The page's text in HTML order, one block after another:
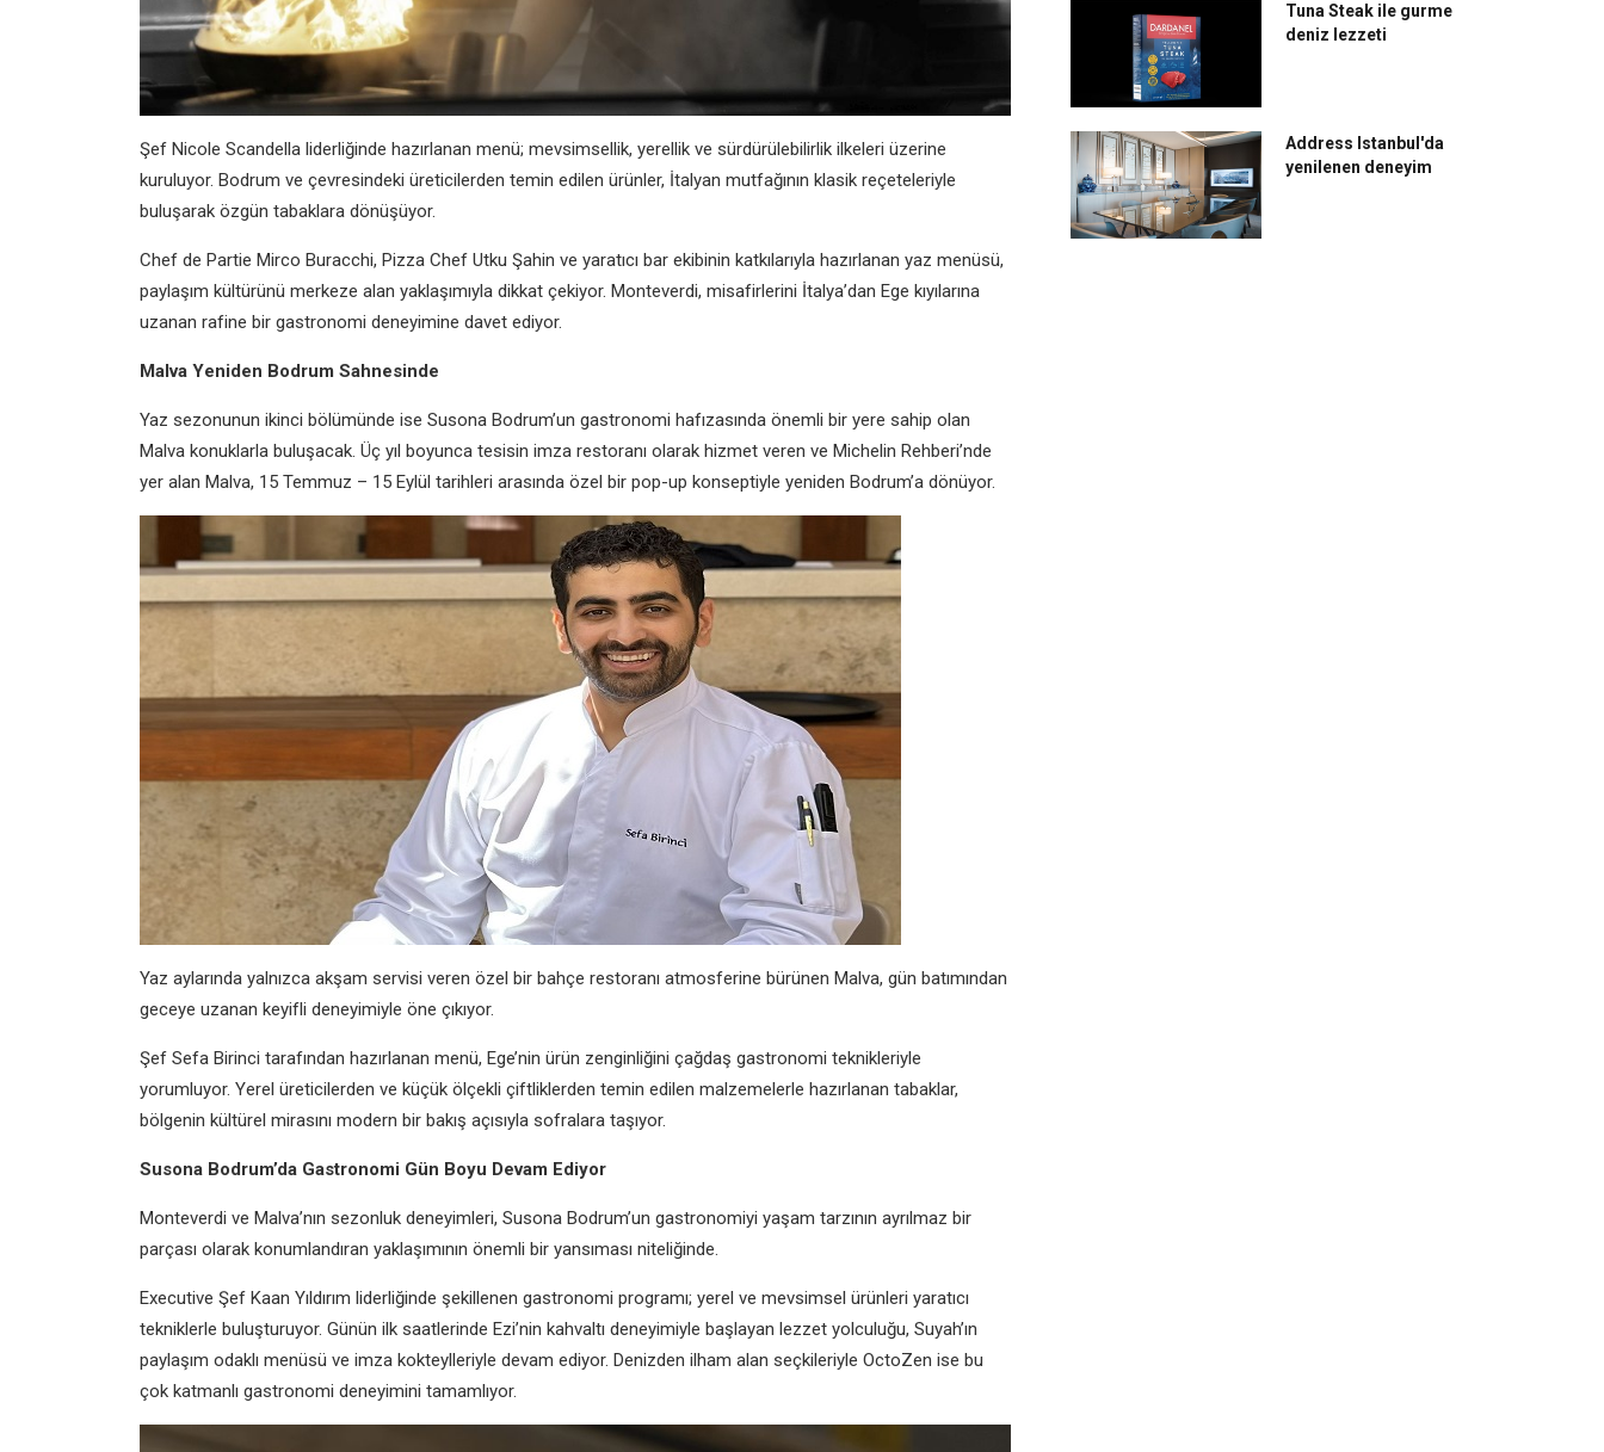
Şef Nicole Scandella liderliğinde hazırlanan menü; mevsimsellik, yerellik ve sürdürülebilirlik ilkeleri üzerine
kuruluyor. Bodrum ve çevresindeki üreticilerden temin edilen ürünler, İtalyan mutfağının klasik reçeteleriyle
buluşarak özgün tabaklara dönüşüyor.
Chef de Partie Mirco Buracchi, Pizza Chef Utku Şahin ve yaratıcı bar ekibinin katkılarıyla hazırlanan yaz menüsü,
paylaşım kültürünü merkeze alan yaklaşımıyla dikkat çekiyor. Monteverdi, misafirlerini İtalya’dan Ege kıyılarına
uzanan rafine bir gastronomi deneyimine davet ediyor.
Malva Yeniden Bodrum Sahnesinde
Yaz sezonunun ikinci bölümünde ise Susona Bodrum’un gastronomi hafızasında önemli bir yere sahip olan
Malva konuklarla buluşacak. Üç yıl boyunca tesisin imza restoranı olarak hizmet veren ve Michelin Rehberi’nde
yer alan Malva, 15 Temmuz – 15 Eylül tarihleri arasında özel bir pop-up konseptiyle yeniden Bodrum’a dönüyor.
Yaz aylarında yalnızca akşam servisi veren özel bir bahçe restoranı atmosferine bürünen Malva, gün batımından
geceye uzanan keyifli deneyimiyle öne çıkıyor.
Şef Sefa Birinci tarafından hazırlanan menü, Ege’nin ürün zenginliğini çağdaş gastronomi teknikleriyle
yorumluyor. Yerel üreticilerden ve küçük ölçekli çiftliklerden temin edilen malzemelerle hazırlanan tabaklar,
bölgenin kültürel mirasını modern bir bakış açısıyla sofralara taşıyor.
Susona Bodrum’da Gastronomi Gün Boyu Devam Ediyor
Monteverdi ve Malva’nın sezonluk deneyimleri, Susona Bodrum’un gastronomiyi yaşam tarzının ayrılmaz bir
parçası olarak konumlandıran yaklaşımının önemli bir yansıması niteliğinde.
Executive Şef Kaan Yıldırım liderliğinde şekillenen gastronomi programı; yerel ve mevsimsel ürünleri yaratıcı
tekniklerle buluşturuyor. Günün ilk saatlerinde Ezi’nin kahvaltı deneyimiyle başlayan lezzet yolculuğu, Suyah’ın
paylaşım odaklı menüsü ve imza kokteylleriyle devam ediyor. Denizden ilham alan seçkileriyle OctoZen ise bu
çok katmanlı gastronomi deneyimini tamamlıyor.
Tuna Steak ile gurme
deniz lezzeti
Address Istanbul'da
yenilenen deneyim